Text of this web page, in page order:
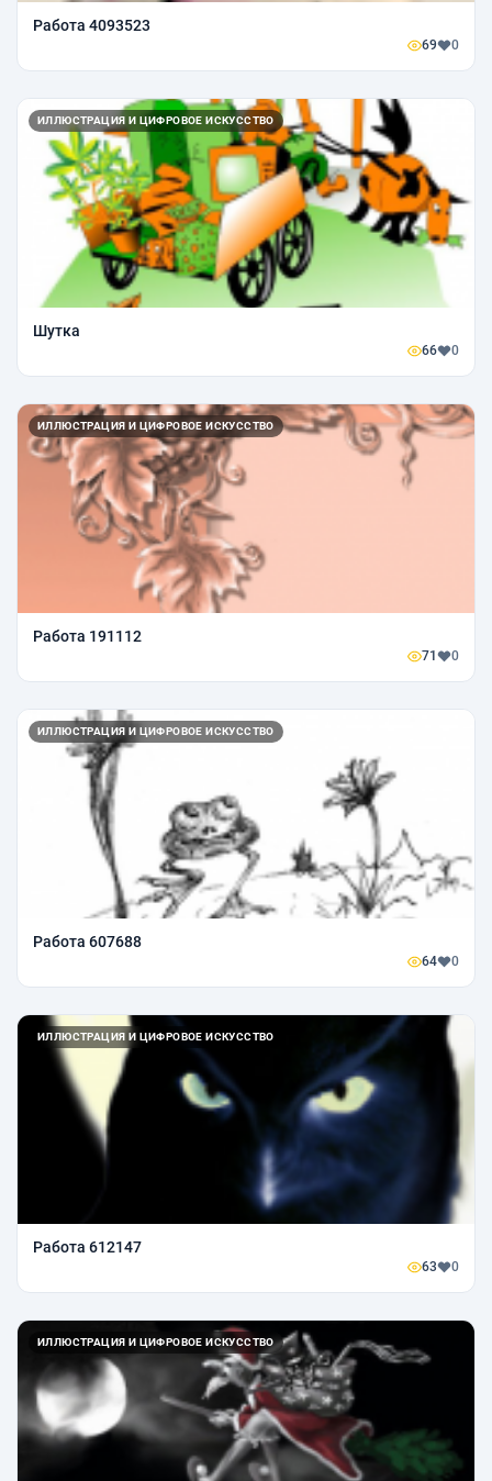
Работа 4093523
69 0
ИЛЛЮСТРАЦИЯ И ЦИФРОВОЕ ИСКУССТВО
Шутка
66 0
ИЛЛЮСТРАЦИЯ И ЦИФРОВОЕ ИСКУССТВО
Работа 191112
71 0
ИЛЛЮСТРАЦИЯ И ЦИФРОВОЕ ИСКУССТВО
Работа 607688
64 0
ИЛЛЮСТРАЦИЯ И ЦИФРОВОЕ ИСКУССТВО
Работа 612147
63 0
ИЛЛЮСТРАЦИЯ И ЦИФРОВОЕ ИСКУССТВО